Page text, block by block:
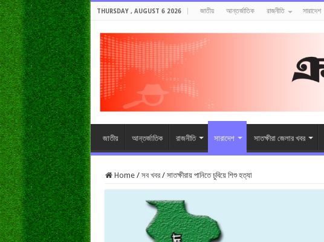
THURSDAY , AUGUST 6 2026 জাতীয় আন্তর্জাতিক রাজনীতি সারাদেশ
জাতীয় আন্তর্জাতিক রাজনীতি সারাদেশ সাতক্ষীরা জেলার খবর
Home / সব খবর / সাতক্ষীরায় পানিতে চুবিয়ে শিশু হত্যা